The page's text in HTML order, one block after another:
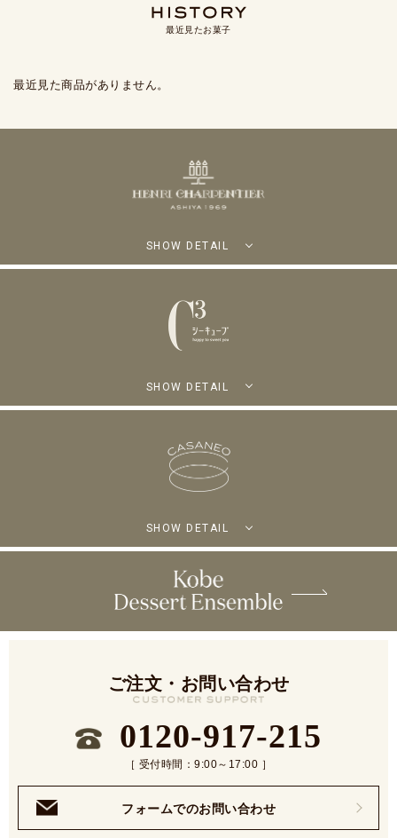
最近見たお菓子
最近見た商品がありません。
SHOW DETAIL
SHOW DETAIL
SHOW DETAIL
ご注文・お問い合わせ
0120-917-215
［ 受付時間：9:00～17:00 ］
フォームでのお問い合わせ